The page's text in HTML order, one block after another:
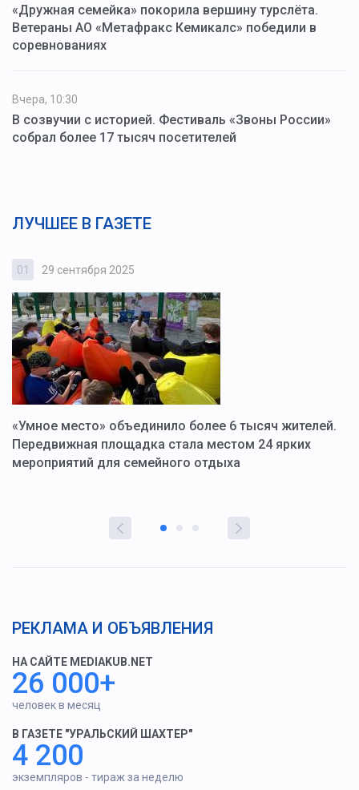
«Дружная семейка» покорила вершину турслёта.
Ветераны АО «Метафракс Кемикалс» победили в
соревнованиях
Вчера, 10:30
В созвучии с историей. Фестиваль «Звоны России»
собрал более 17 тысяч посетителей
ЛУЧШЕЕ В ГАЗЕТЕ
01 29 сентября 2025
«Умное место» объединило более 6 тысяч жителей.
Передвижная площадка стала местом 24 ярких
мероприятий для семейного отдыха
РЕКЛАМА И ОБЪЯВЛЕНИЯ
НА САЙТЕ MEDIAKUB.NET
26 000+
человек в месяц
В ГАЗЕТЕ "УРАЛЬСКИЙ ШАХТЕР"
4 200
экземпляров - тираж за неделю